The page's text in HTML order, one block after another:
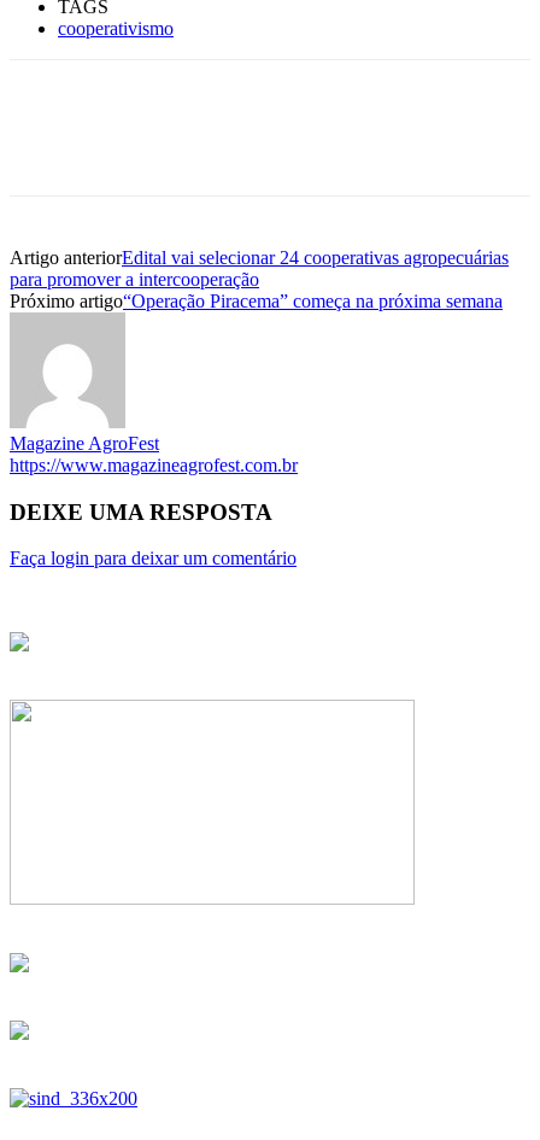
TAGS
cooperativismo
Artigo anteriorEdital vai selecionar 24 cooperativas agropecuárias
para promover a intercooperação
Próximo artigo“Operação Piracema” começa na próxima semana
Magazine AgroFest
https://www.magazineagrofest.com.br
DEIXE UMA RESPOSTA
Faça login para deixar um comentário